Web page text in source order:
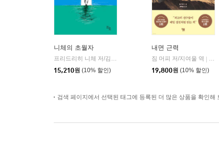
니체의 초월자
프리드리히 니체 저/김철 편역
15,210원 (10% 할인)
내면 근력
짐 머피 저/지여울 역
윌
19,800원 (10% 할인)
검색 페이지에서 선택된 태그에 등록된 더 많은 상품을 확인해